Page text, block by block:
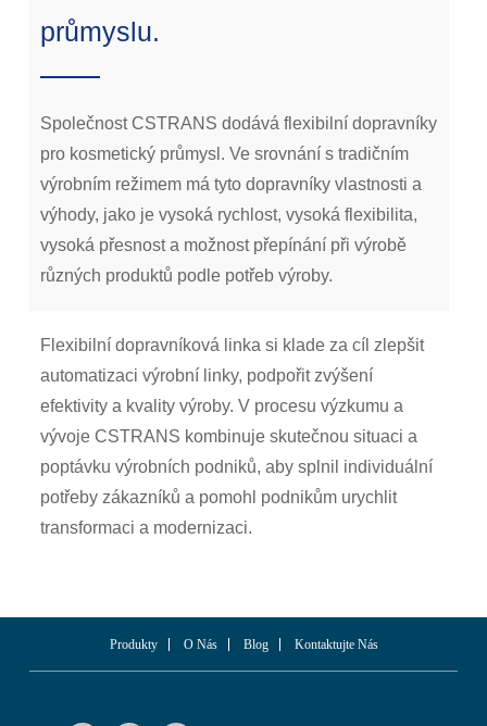
průmyslu.
Společnost CSTRANS dodává flexibilní dopravníky
pro kosmetický průmysl. Ve srovnání s tradičním
výrobním režimem má tyto dopravníky vlastnosti a
výhody, jako je vysoká rychlost, vysoká flexibilita,
vysoká přesnost a možnost přepínání při výrobě
různých produktů podle potřeb výroby.
Flexibilní dopravníková linka si klade za cíl zlepšit
automatizaci výrobní linky, podpořit zvýšení
efektivity a kvality výroby. V procesu výzkumu a
vývoje CSTRANS kombinuje skutečnou situaci a
poptávku výrobních podniků, aby splnil individuální
potřeby zákazníků a pomohl podnikům urychlit
transformaci a modernizaci.
Produkty O Nás Blog Kontaktujte Nás